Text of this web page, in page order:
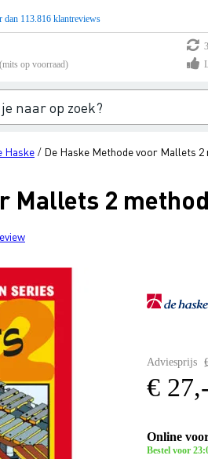
dan 113.816 klantreviews
op voorraad)
Haske / De Haske Methode voor Mallets 2
Mallets 2
Adviesprijs
€
Online
Bestel voor